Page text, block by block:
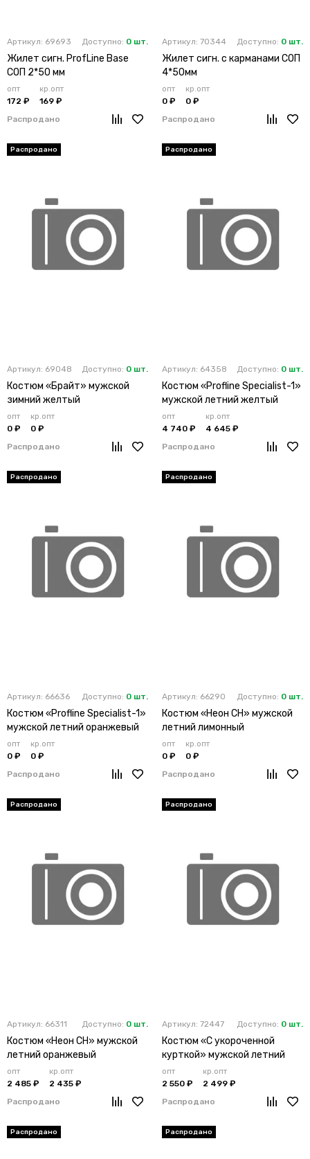
Артикул: 69693 Доступно: 0 шт.
Жилет сигн. ProfLine Base
СОП 2*50 мм
опт
172 ₽
кр.опт
169 ₽
Распродано
Артикул: 70344 Доступно: 0 шт.
Жилет сигн. с карманами СОП
4*50мм
опт
0 ₽
кр.опт
0 ₽
Распродано
Артикул: 69048 Доступно: 0 шт.
Костюм «Брайт» мужской
зимний желтый
опт
0 ₽
кр.опт
0 ₽
Распродано
Артикул: 64358 Доступно: 0 шт.
Костюм «Profline Specialist-1»
мужской летний желтый
опт
4 740 ₽
кр.опт
4 645 ₽
Распродано
Артикул: 66636 Доступно: 0 шт.
Костюм «Profline Specialist-1»
мужской летний оранжевый
опт
0 ₽
кр.опт
0 ₽
Распродано
Артикул: 66290 Доступно: 0 шт.
Костюм «Неон CH» мужской
летний лимонный
опт
0 ₽
кр.опт
0 ₽
Распродано
Артикул: 66311 Доступно: 0 шт.
Костюм «Неон CH» мужской
летний оранжевый
опт
2 485 ₽
кр.опт
2 435 ₽
Распродано
Артикул: 72447 Доступно: 0 шт.
Костюм «С укороченной
курткой» мужской летний
лимонный
опт
2 550 ₽
кр.опт
2 499 ₽
Распродано